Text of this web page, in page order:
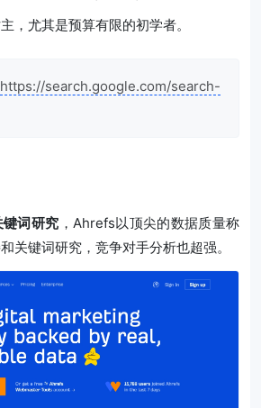
，尤其是预算有限的初学者。
https://search.google.com/search-
词研究 ，Ahrefs以顶尖的数据质量称
关键词研究，竞争对手分析也超强。